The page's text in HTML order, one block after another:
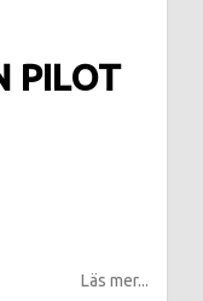
PILOT
Läs mer...